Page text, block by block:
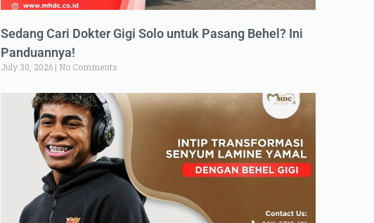
Sedang Cari Dokter Gigi Solo untuk Pasang Behel? Ini
Panduannya!
July 30, 2026 No Comments